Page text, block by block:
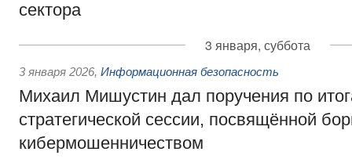
сектора
3 января, суббота
3 января 2026, Информационная безопасность
Михаил Мишустин дал поручения по
стратегической сессии, посвящённой
кибермошенничеством